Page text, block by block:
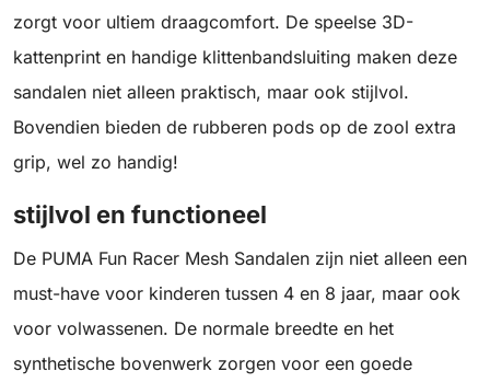
zorgt voor ultiem draagcomfort. De speelse 3D-
kattenprint en handige klittenbandsluiting maken deze
sandalen niet alleen praktisch, maar ook stijlvol.
Bovendien bieden de rubberen pods op de zool extra
grip, wel zo handig!
stijlvol en functioneel
De PUMA Fun Racer Mesh Sandalen zijn niet alleen een
must-have voor kinderen tussen 4 en 8 jaar, maar ook
voor volwassenen. De normale breedte en het
synthetische bovenwerk zorgen voor een goede